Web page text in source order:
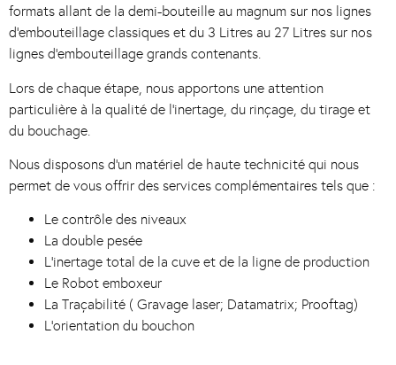
formats allant de la demi-bouteille au magnum sur nos lignes
d’embouteillage classiques et du 3 Litres au 27 Litres sur nos
lignes d’embouteillage grands contenants.
Lors de chaque étape, nous apportons une attention
particulière à la qualité de l’inertage, du rinçage, du tirage et
du bouchage.
Nous disposons d’un matériel de haute technicité qui nous
permet de vous offrir des services complémentaires tels que :
Le contrôle des niveaux
La double pesée
L’inertage total de la cuve et de la ligne de production
Le Robot emboxeur
La Traçabilité ( Gravage laser; Datamatrix; Prooftag)
L’orientation du bouchon